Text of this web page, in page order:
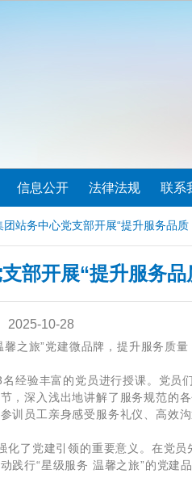
信息公开 法律法规 联系
站务中心党支部开展“提升服务品质
部开展“提升服务
2025-10-28
之旅”党建微品牌，提升服务质
经验丰富的党员进行授课。党员
，深入浅出地讲解了服务规范的
训员工亲身感受服务礼仪、高效
了党建引领的重要意义。在党
践行“星级服务 温馨之旅”的党建